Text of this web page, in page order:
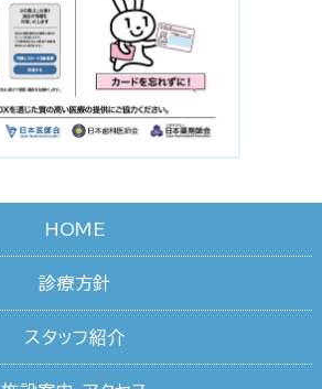
HOME
診療方針
スタッフ紹介